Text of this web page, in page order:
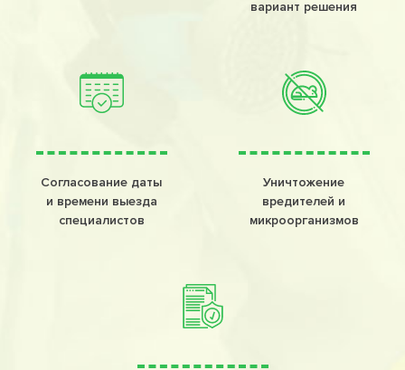
вариант решения
Согласование даты
и времени выезда
специалистов
Уничтожение
вредителей и
микроорганизмов